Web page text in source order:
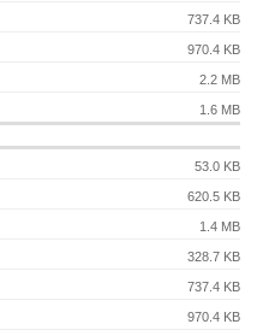
737.4 KB
970.4 KB
2.2 MB
1.6 MB
53.0 KB
620.5 KB
1.4 MB
328.7 KB
737.4 KB
970.4 KB